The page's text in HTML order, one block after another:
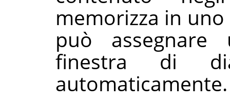
memorizza in
può
finestra di
automaticamente.